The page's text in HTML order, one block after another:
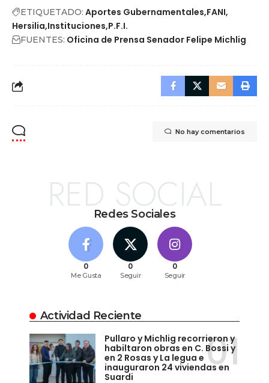
ETIQUETADO: Aportes Gubernamentales FANI
Hersilia Instituciones P.F.I.
FUENTES: Oficina de Prensa Senador Felipe Michlig
No hay comentarios
Redes Sociales
RED SOCIAL
0
Me Gusta
0
Seguir
0
Seguir
Actividad Reciente
Pullaro y Michlig recorrieron y
habiltaron obras en C. Bossi y
en 2 Rosas y La legua e
inauguraron 24 viviendas en
Suardi